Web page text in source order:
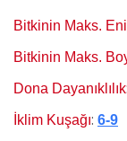
Bitkinin Maks. Eni
Bitkinin Maks.
Dona Dayanıklılık:
İklim Kuşağı: 6-9